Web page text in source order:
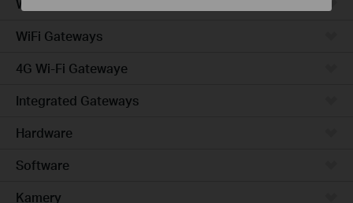
Wired Gateways
WiFi Gateways
4G Wi-Fi Gatewaye
Integrated Gateways
Hardware
Software
Kamery